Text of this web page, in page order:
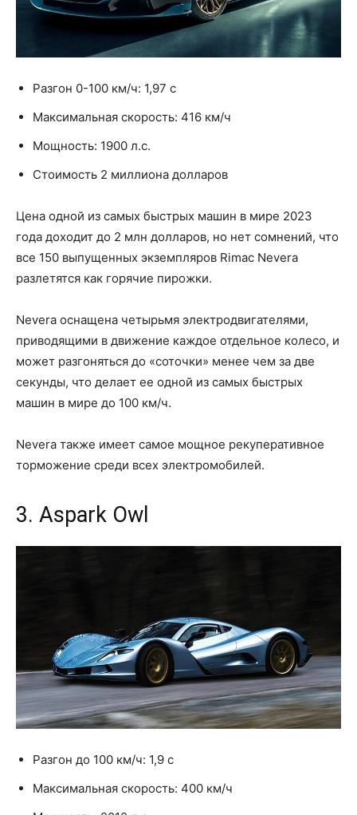
Разгон 0-100 км/ч: 1,97 с
Максимальная скорость: 416 км/ч
Мощность: 1900 л.с.
Стоимость 2 миллиона долларов
Цена одной из самых быстрых машин в мире 2023
года доходит до 2 млн долларов, но нет сомнений, что
все 150 выпущенных экземпляров Rimac Nevera
разлетятся как горячие пирожки.
Nevera оснащена четырьмя электродвигателями,
приводящими в движение каждое отдельное колесо, и
может разгоняться до «соточки» менее чем за две
секунды, что делает ее одной из самых быстрых
машин в мире до 100 км/ч.
Nevera также имеет самое мощное рекуперативное
торможение среди всех электромобилей.
3. Aspark Owl
Разгон до 100 км/ч: 1,9 с
Максимальная скорость: 400 км/ч